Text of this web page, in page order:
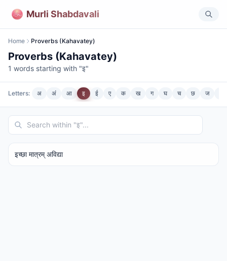
Murli Shabdavali
Home Proverbs (Kahavatey)
Proverbs (Kahavatey)
1 words starting with "इ"
Letters: अ अं आ इ ई ए क ख ग घ च छ ज
इच्छा मात्रम् अविद्या